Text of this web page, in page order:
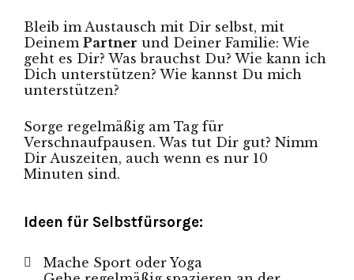
Bleib im Austausch mit Dir selbst, mit
Deinem Partner und Deiner Familie: Wie
geht es Dir? Was brauchst Du? Wie kann ich
Dich unterstützen? Wie kannst Du mich
unterstützen?
Sorge regelmäßig am Tag für
Verschnaufpausen. Was tut Dir gut? Nimm
Dir Auszeiten, auch wenn es nur 10
Minuten sind.
Ideen für Selbstfürsorge:
Mache Sport oder Yoga